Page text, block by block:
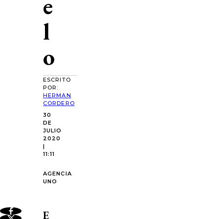
l
o
ESCRITO
POR:
HERMAN
CORDERO
30
DE
JULIO
2020
|
11:11
AGENCIA
UNO
E